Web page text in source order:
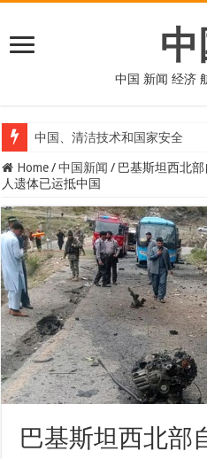
中
中国 新闻 经济
中国、清洁技术和国家安全
Home / 中国新闻 / 巴基斯坦西北
人遗体已运抵中国
巴基斯坦西北部